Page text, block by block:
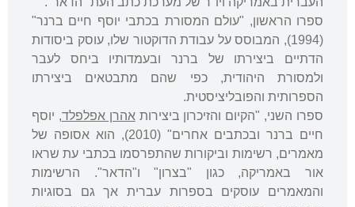
ספרו הראשון, "עולם המסורת בכתבי יוסף חיים ברנר"
(1994), המבוסס על עבודת הדוקטור שלו, עוסק ביסודות
הדתיים ביצירתו של ברנר ובעמדותיו ביחס לעבר
ולמסורת היהודית, כפי שהם מתבטאים ביצירתו
הספרותית והפובליציסטית.
ספרו השני, "הקיום והזיכרון ביצירותאהרן אפלפלד, יוסף
חיים ברנר ובכתבים אחרים" (2010), הוא אסופה של
מאמרים, רשימות וביקורות שהתפרסמו בכתבי עת שראו
אור באמריקה, כגון "בצרון" ו"הדאר". הרשימות
והמאמרים עוסקים בספרות עברית אך גם בסוגיות